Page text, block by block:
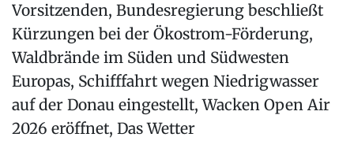
Vorsitzenden, Bundesregierung beschließt
Kürzungen bei der Ökostrom-Förderung,
Waldbrände im Süden und Südwesten
Europas, Schifffahrt wegen Niedrigwasser
auf der Donau eingestellt, Wacken Open Air
2026 eröffnet, Das Wetter